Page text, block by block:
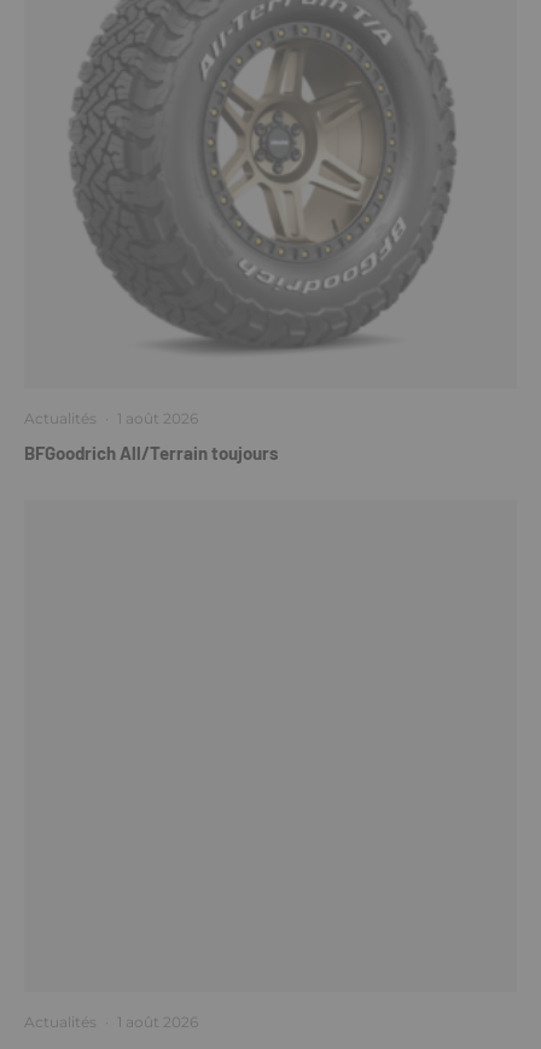
Actualités · 1 août 2026
BFGoodrich All/Terrain toujours
Actualités · 1 août 2026